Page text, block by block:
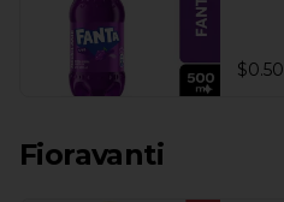
$0.50
Fioravanti